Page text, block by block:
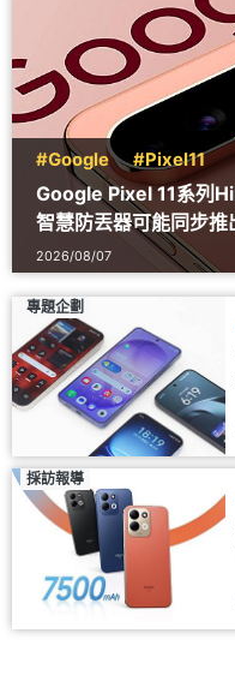
#Google #Pixel11
Google Pixel 11系列
智慧防丟器可能同步推
2026/08/07
專題企劃
採訪報導